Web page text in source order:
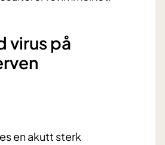
virus på
en akutt sterk